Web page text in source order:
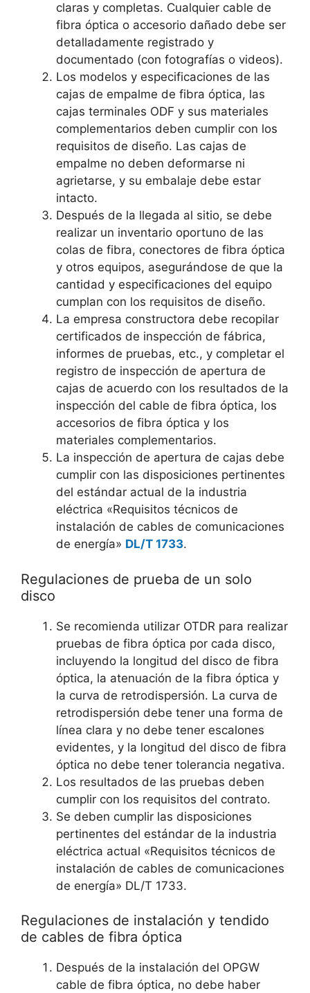
claras y completas. Cualquier cable de
fibra óptica o accesorio dañado debe ser
detalladamente registrado y
documentado (con fotografías o videos).
Los modelos y especificaciones de las
cajas de empalme de fibra óptica, las
cajas terminales ODF y sus materiales
complementarios deben cumplir con los
requisitos de diseño. Las cajas de
empalme no deben deformarse ni
agrietarse, y su embalaje debe estar
intacto.
Después de la llegada al sitio, se debe
realizar un inventario oportuno de las
colas de fibra, conectores de fibra óptica
y otros equipos, asegurándose de que la
cantidad y especificaciones del equipo
cumplan con los requisitos de diseño.
La empresa constructora debe recopilar
certificados de inspección de fábrica,
informes de pruebas, etc., y completar el
registro de inspección de apertura de
cajas de acuerdo con los resultados de la
inspección del cable de fibra óptica, los
accesorios de fibra óptica y los
materiales complementarios.
La inspección de apertura de cajas debe
cumplir con las disposiciones pertinentes
del estándar actual de la industria
eléctrica «Requisitos técnicos de
instalación de cables de comunicaciones
de energía» DL/T 1733.
Regulaciones de prueba de un solo
disco
Se recomienda utilizar OTDR para realizar
pruebas de fibra óptica por cada disco,
incluyendo la longitud del disco de fibra
óptica, la atenuación de la fibra óptica y
la curva de retrodispersión. La curva de
retrodispersión debe tener una forma de
línea clara y no debe tener escalones
evidentes, y la longitud del disco de fibra
óptica no debe tener tolerancia negativa.
Los resultados de las pruebas deben
cumplir con los requisitos del contrato.
Se deben cumplir las disposiciones
pertinentes del estándar de la industria
eléctrica actual «Requisitos técnicos de
instalación de cables de comunicaciones
de energía» DL/T 1733.
Regulaciones de instalación y tendido
de cables de fibra óptica
Después de la instalación del OPGW
cable de fibra óptica, no debe haber